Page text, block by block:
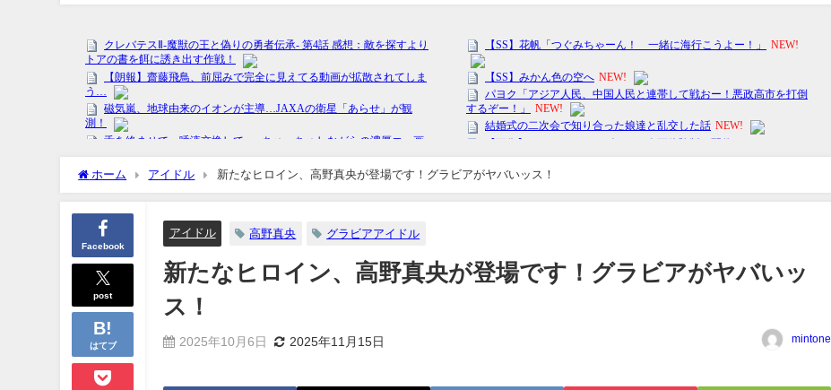
ホーム アイドル 新たなヒロイン、高野真央が登場です！グラビアがヤバいッス！
Facebook
post
はてブ
アイドル 高野真央 グラビアアイドル
新たなヒロイン、高野真央が登場です！グラビアがヤバいッ
ス！
2025年10月6日 2025年11月15日 mintone